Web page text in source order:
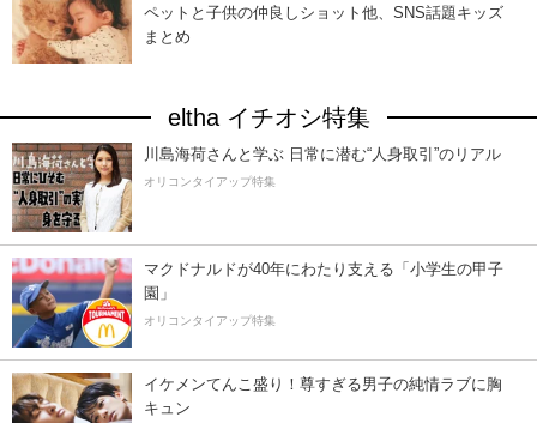
ペットと子供の仲良しショット他、SNS話題キッズ
まとめ
eltha イチオシ特集
川島海荷さんと学ぶ 日常に潜む“人身取引”のリアル
オリコンタイアップ特集
マクドナルドが40年にわたり支える「小学生の甲子
園」
オリコンタイアップ特集
イケメンてんこ盛り！尊すぎる男子の純情ラブに胸
キュン